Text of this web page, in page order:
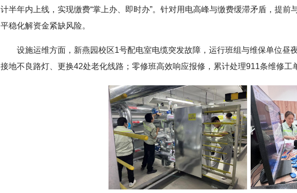
计半年内上线，实现缴费“掌上办、即时办”。针对用电高峰与缴费缓滞矛盾，提前
平稳化解资金紧缺风险。
设施运维方面，新燕园校区1号配电室电缆突发故障，运行班组与维保单位昼
接地不良路灯、更换42处老化线路；零修班高效响应报修，累计处理911条维修工